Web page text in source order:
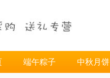
端午粽子 中秋月饼